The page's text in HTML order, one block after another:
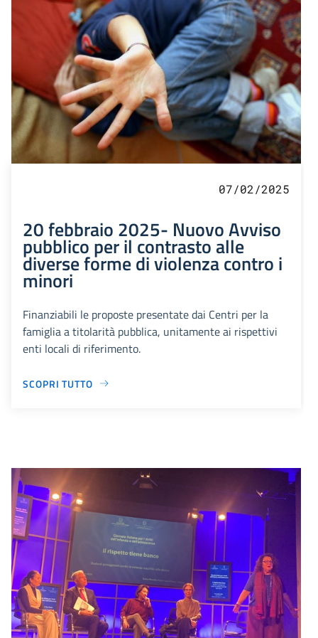
07/02/2025
20 febbraio 2025- Nuovo Avviso
pubblico per il contrasto alle
diverse forme di violenza contro i
minori
Finanziabili le proposte presentate dai Centri per la
famiglia a titolarità pubblica, unitamente ai rispettivi
enti locali di riferimento.
SCOPRI TUTTO